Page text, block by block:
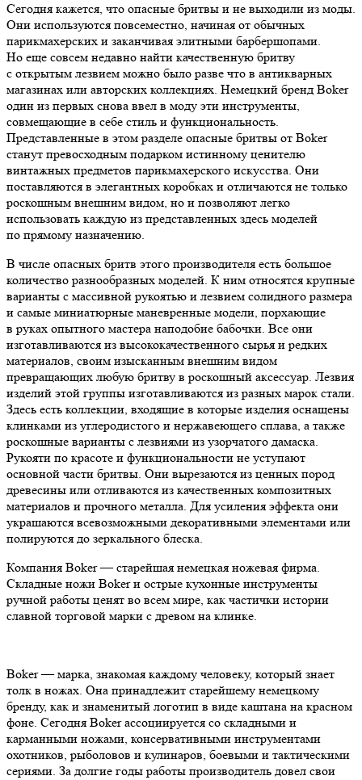
Сегодня кажется, что опасные бритвы и не выходили из моды.
Они используются повсеместно, начиная от обычных
парикмахерских и заканчивая элитными барбершопами.
Но еще совсем недавно найти качественную бритву
с открытым лезвием можно было разве что в антикварных
магазинах или авторских коллекциях. Немецкий бренд Boker
один из первых снова ввел в моду эти инструменты,
совмещающие в себе стиль и функциональность.
Представленные в этом разделе опасные бритвы от Boker
станут превосходным подарком истинному ценителю
винтажных предметов парикмахерского искусства. Они
поставляются в элегантных коробках и отличаются не только
роскошным внешним видом, но и позволяют легко
использовать каждую из представленных здесь моделей
по прямому назначению.
В числе опасных бритв этого производителя есть большое
количество разнообразных моделей. К ним относятся крупные
варианты с массивной рукоятью и лезвием солидного размера
и самые миниатюрные маневренные модели, порхающие
в руках опытного мастера наподобие бабочки. Все они
изготавливаются из высококачественного сырья и редких
материалов, своим изысканным внешним видом
превращающих любую бритву в роскошный аксессуар. Лезвия
изделий этой группы изготавливаются из разных марок стали.
Здесь есть коллекции, входящие в которые изделия оснащены
клинками из углеродистого и нержавеющего сплава, а также
роскошные варианты с лезвиями из узорчатого дамаска.
Рукояти по красоте и функциональности не уступают
основной части бритвы. Они вырезаются из ценных пород
древесины или отливаются из качественных композитных
материалов и прочного металла. Для усиления эффекта они
украшаются всевозможными декоративными элементами или
полируются до зеркального блеска.
Компания Boker — старейшая немецкая ножевая фирма.
Складные ножи Boker и острые кухонные инструменты
ручной работы ценят во всем мире, как частички истории
славной торговой марки с древом на клинке.
Boker — марка, знакомая каждому человеку, который знает
толк в ножах. Она принадлежит старейшему немецкому
бренду, как и знаменитый логотип в виде каштана на красном
фоне. Сегодня Boker ассоциируется со складными и
карманными ножами, консервативными инструментами
охотников, рыболовов и кулинаров, боевыми и тактическими
сериями. За долгие годы работы производитель довел свои